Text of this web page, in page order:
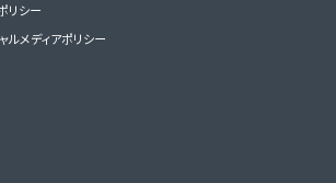
リシー
ルメディアポリシー